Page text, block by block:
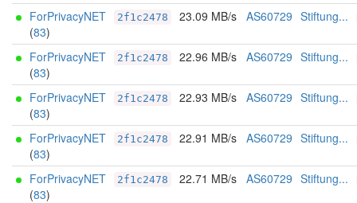
ForPrivacyNET
(83)
2f1c2478 23.09 MB/s AS60729 Stiftung...
ForPrivacyNET
(83)
2f1c2478 22.96 MB/s AS60729 Stiftung...
ForPrivacyNET
(83)
2f1c2478 22.93 MB/s AS60729 Stiftung...
ForPrivacyNET
(83)
2f1c2478 22.91 MB/s AS60729 Stiftung...
ForPrivacyNET
(83)
2f1c2478 22.71 MB/s AS60729 Stiftung...